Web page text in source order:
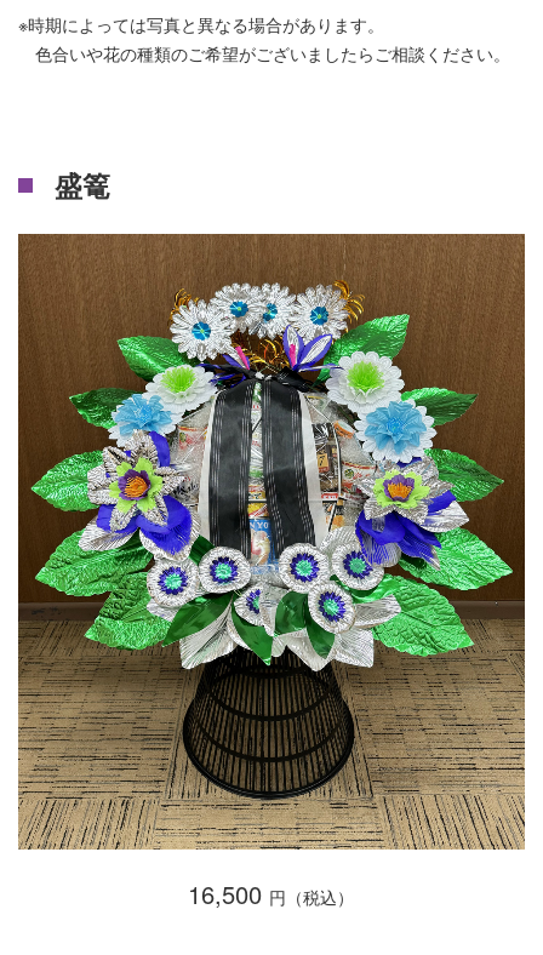
※時期によっては写真と異なる場合があります。
色合いや花の種類のご希望がございましたらご相談ください。
盛篭
16,500 円（税込）